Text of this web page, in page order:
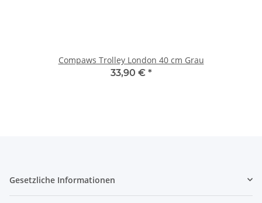
Compaws Trolley London 40 cm Grau
33,90 € *
Gesetzliche Informationen